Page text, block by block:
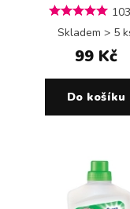
Skladem > 5
99 Kč
Do košíku